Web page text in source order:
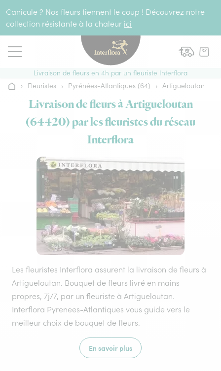
Canicule ? Nos fleurs tiennent le coup ! Découvrez notre
collection résistante à la chaleur ici
Livraison de fleurs en 4h par un fleuriste Interflora
Accueil
› Fleuristes › Pyrénées-Atlantiques (64) › Artigueloutan
Livraison de fleurs à Artigueloutan
(64420) par les fleuristes du réseau
Interflora
Les fleuristes Interflora assurent la livraison de fleurs à
Artigueloutan. Bouquet de fleurs livré en mains
propres, 7j/7, par un fleuriste à Artigueloutan.
Interflora Pyrenees-Atlantiques vous guide vers le
meilleur choix de bouquet de fleurs.
En savoir plus